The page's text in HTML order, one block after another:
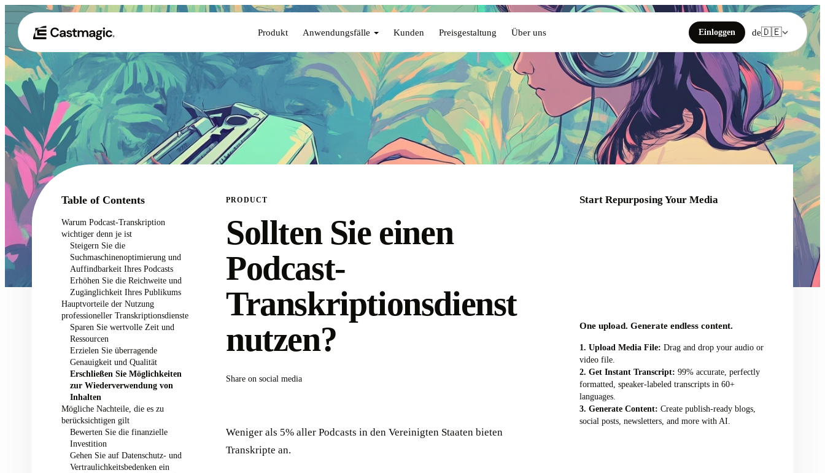
Produkt Anwendungsfälle Kunden Preisgestaltung Über uns Einloggen de🇩🇪
Table of Contents
Warum Podcast-Transkription
wichtiger denn je ist
Steigern Sie die
Suchmaschinenoptimierung und
Auffindbarkeit Ihres Podcasts
Erhöhen Sie die Reichweite und
Zugänglichkeit Ihres Publikums
Hauptvorteile der Nutzung
professioneller Transkriptionsdienste
Sparen Sie wertvolle Zeit und
Ressourcen
Erzielen Sie überragende
Genauigkeit und Qualität
Erschließen Sie Möglichkeiten
zur Wiederverwendung von
Inhalten
Mögliche Nachteile, die es zu
berücksichtigen gilt
Bewerten Sie die finanzielle
Investition
Gehen Sie auf Datenschutz- und
Vertraulichkeitsbedenken ein
PRODUCT
Sollten Sie einen
Podcast-
Transkriptionsdienst
nutzen?
Share on social media
Weniger als 5% aller Podcasts in den Vereinigten Staaten bieten
Transkripte an.
Start Repurposing Your Media
One upload. Generate endless content.
Upload Media File: Drag and drop your audio or
video file.
Get Instant Transcript: 99% accurate, perfectly
formatted, speaker-labeled transcripts in 60+
languages.
Generate Content: Create publish-ready blogs,
social posts, newsletters, and more with AI.